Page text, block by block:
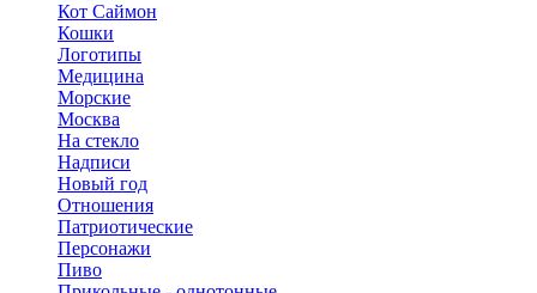
Кот Саймон
Кошки
Логотипы
Медицина
Морские
Москва
На стекло
Надписи
Новый год
Отношения
Патриотические
Персонажи
Пиво